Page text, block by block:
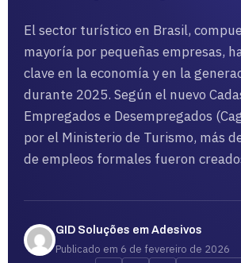
El sector turístico en Brasil,
mayoría por pequeñas empresas,
clave en la economía y en la
durante 2025. Según el nuevo
Empregados e Desempregados
por el Ministerio de Turismo, más
de empleos formales fueron
GID Soluções em Adesivos
Publicado em 6 de fevereiro de 2026